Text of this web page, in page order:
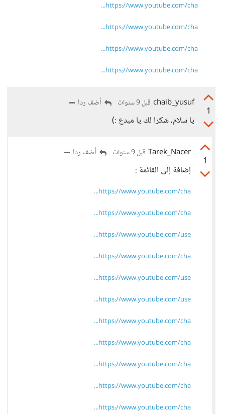
https://www.youtube.com/cha...
https://www.youtube.com/cha...
https://www.youtube.com/cha...
https://www.youtube.com/cha...
1
chaib_yusuf قبل 9 سنوات أضف ردا
يا سلام، شكرا لك يا مبدع :)
1
Tarek_Nacer قبل 9 سنوات أضف ردا
إضافة إلى القائمة :
https://www.youtube.com/cha...
https://www.youtube.com/cha...
https://www.youtube.com/use...
https://www.youtube.com/cha...
https://www.youtube.com/use...
https://www.youtube.com/use...
https://www.youtube.com/cha...
https://www.youtube.com/cha...
https://www.youtube.com/cha...
https://www.youtube.com/cha...
https://www.youtube.com/cha...